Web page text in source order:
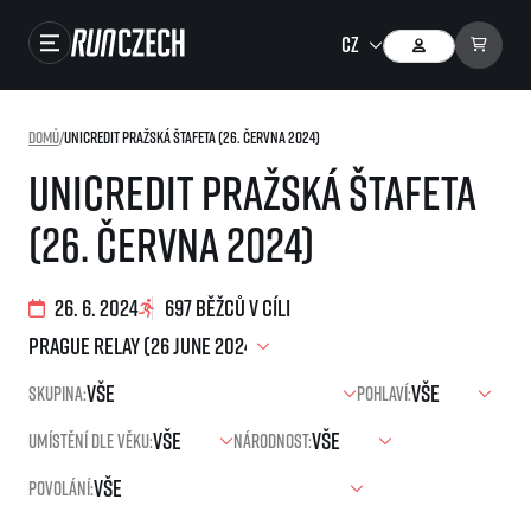
Foto & Video
RunCzech Store
Running Mall
Běžecké série
O běžecké lize
Jak to funguje
projekt SuperHalfs
UniCredit Pražská štafeta
(26. června 2024)
Domů/UniCredit Pražská štafeta (26. června 2024)
26. 6. 2024 697 běžců v cíli
Skupina:
Pohlaví:
Umístění dle věku:
Národnost:
Povolání: